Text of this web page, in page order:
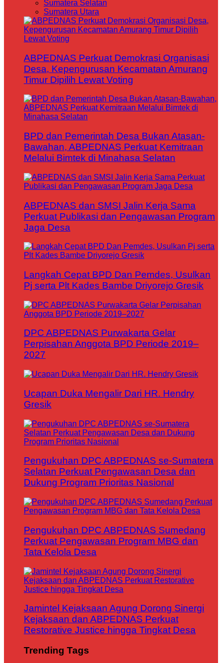
Sumatera Selatan
Sumatera Utara
ABPEDNAS Perkuat Demokrasi Organisasi
Desa, Kepengurusan Kecamatan Amurang
Timur Dipilih Lewat Voting
BPD dan Pemerintah Desa Bukan Atasan-
Bawahan, ABPEDNAS Perkuat Kemitraan
Melalui Bimtek di Minahasa Selatan
ABPEDNAS dan SMSI Jalin Kerja Sama
Perkuat Publikasi dan Pengawasan Program
Jaga Desa
Langkah Cepat BPD Dan Pemdes, Usulkan
Pj serta Plt Kades Bambe Driyorejo Gresik
DPC ABPEDNAS Purwakarta Gelar
Perpisahan Anggota BPD Periode 2019–
2027
Ucapan Duka Mengalir Dari HR. Hendry
Gresik
Pengukuhan DPC ABPEDNAS se-Sumatera
Selatan Perkuat Pengawasan Desa dan
Dukung Program Prioritas Nasional
Pengukuhan DPC ABPEDNAS Sumedang
Perkuat Pengawasan Program MBG dan
Tata Kelola Desa
Jamintel Kejaksaan Agung Dorong Sinergi
Kejaksaan dan ABPEDNAS Perkuat
Restorative Justice hingga Tingkat Desa
Trending Tags